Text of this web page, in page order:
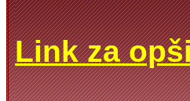
Link za